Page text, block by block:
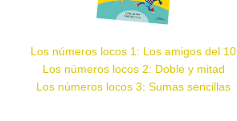
Los números locos 1: Los amigos del 10
Los números locos 2: Doble y mitad
Los números locos 3: Sumas sencillas